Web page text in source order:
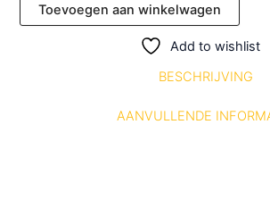
Toevoegen aan winkelwagen
Add to wishlist
BESCHRIJVING
AANVULLENDE